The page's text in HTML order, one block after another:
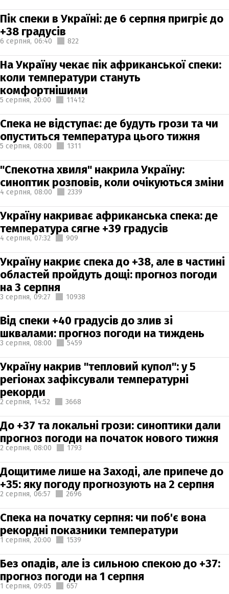
Пік спеки в Україні: де 6 серпня пригріє до
+38 градусів
6 серпня, 06:40 822
На Україну чекає пік африканської спеки:
коли температури стануть
комфортнішими
5 серпня, 20:00 11412
Спека не відступає: де будуть грози та чи
опуститься температура цього тижня
5 серпня, 08:00 1311
"Спекотна хвиля" накрила Україну:
синоптик розповів, коли очікуються зміни
4 серпня, 08:00 2339
Україну накриває африканська спека: де
температура сягне +39 градусів
4 серпня, 07:32 909
Україну накриє спека до +38, але в частині
областей пройдуть дощі: прогноз погоди
на 3 серпня
3 серпня, 09:27 10938
Від спеки +40 градусів до злив зі
шквалами: прогноз погоди на тиждень
3 серпня, 08:00 5459
Україну накрив "тепловий купол": у 5
регіонах зафіксували температурні
рекорди
2 серпня, 14:52 3668
До +37 та локальні грози: синоптики дали
прогноз погоди на початок нового тижня
2 серпня, 08:00 1793
Дощитиме лише на Заході, але припече до
+35: яку погоду прогнозують на 2 серпня
2 серпня, 06:57 2696
Спека на початку серпня: чи поб'є вона
рекордні показники температури
1 серпня, 20:00 1539
Без опадів, але із сильною спекою до +37:
прогноз погоди на 1 серпня
1 серпня, 09:05 657